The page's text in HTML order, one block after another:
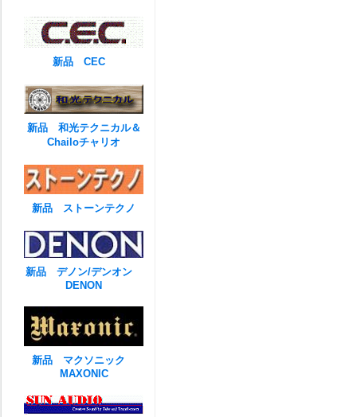
新品 CEC
新品 和光テクニカル＆
Chailoチャリオ
新品 ストーンテクノ
新品 デノン/デンオン
DENON
新品 マクソニック
MAXONIC